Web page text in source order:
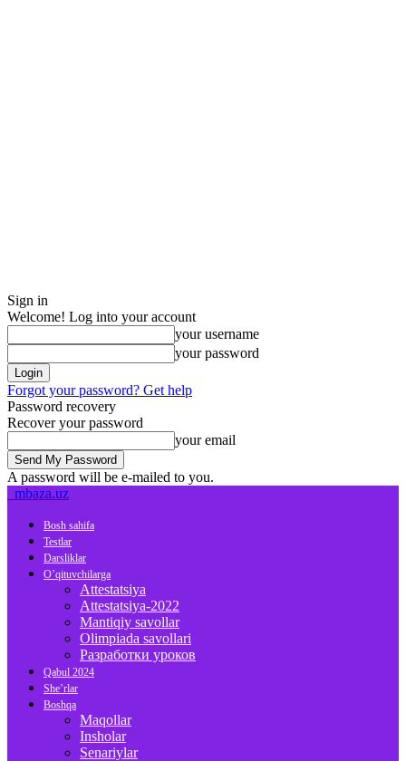
Sign in
Welcome! Log into your account
your username
your password
Forgot your password? Get help
Password recovery
Recover your password
your email
A password will be e-mailed to you.
mbaza.uz
Bosh sahifa
Testlar
Darsliklar
O’qituvchilarga
Attestatsiya
Attestatsiya-2022
Mantiqiy savollar
Olimpiada savollari
Разработки уроков
Qabul 2024
She’rlar
Boshqa
Maqollar
Insholar
Senariylar